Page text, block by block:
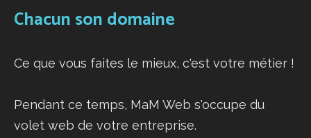
Chacun son domaine
Ce que vous faites le mieux, c'est votre métier !
Pendant ce temps, MaM Web s'occupe du
volet web de votre entreprise.